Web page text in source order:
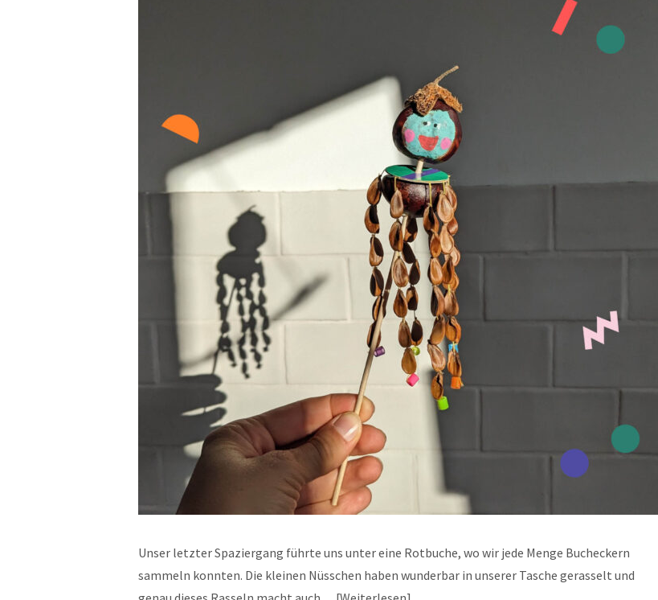
Unser letzter Spaziergang führte uns unter eine Rotbuche, wo wir jede Menge Bucheckern
sammeln konnten. Die kleinen Nüsschen haben wunderbar in unserer Tasche gerasselt und